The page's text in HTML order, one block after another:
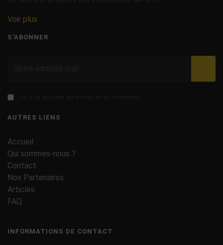
Voir plus
S'ABONNER
AUTRES LIENS
Accueil
Qui sommes-nous ?
Contact
Nos Partenaires
Articles
FAQ
INFORMATIONS DE CONTACT